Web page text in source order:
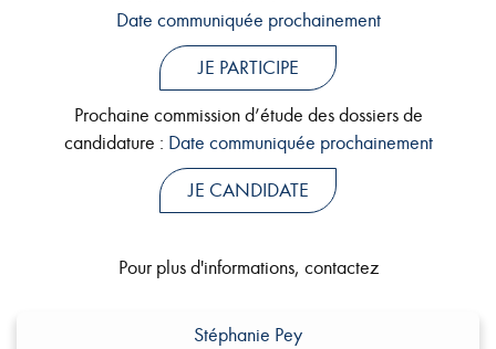
Date communiquée prochainement
JE PARTICIPE
Prochaine commission d’étude des dossiers de
candidature : Date communiquée prochainement
JE CANDIDATE
Pour plus d'informations, contactez
Stéphanie Pey